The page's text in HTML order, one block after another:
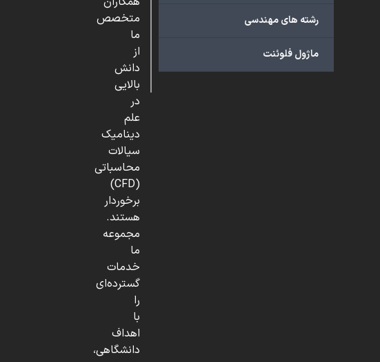
رشته های مهندسی
ماژول فلوئنت
متخصص
ما
از
دانش
بالایی
در
علم
دینامیک
سیالات
محاسباتی
(CFD)
برخوردار
هستند.
مجموعه
ما
خدمات
گسترده‌ای
را
با
اهداف
دانشگاهی،